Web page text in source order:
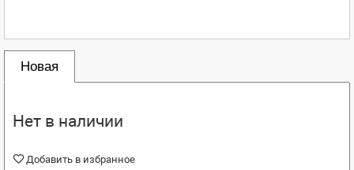
Новая
Нет в наличии
Добавить в избранное